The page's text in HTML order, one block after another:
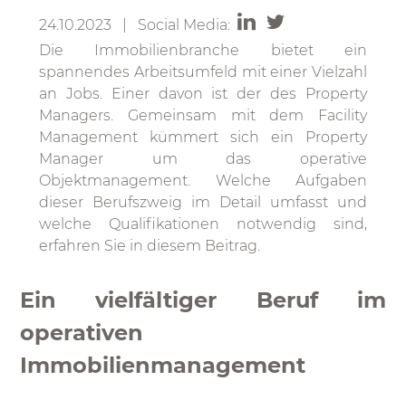
24.10.2023 | Social Media:
Die Immobilienbranche bietet ein
spannendes Arbeitsumfeld mit einer Vielzahl
an Jobs. Einer davon ist der des Property
Managers. Gemeinsam mit dem Facility
Management kümmert sich ein Property
Manager um das operative
Objektmanagement. Welche Aufgaben
dieser Berufszweig im Detail umfasst und
welche Qualifikationen notwendig sind,
erfahren Sie in diesem Beitrag.
Ein vielfältiger Beruf im
operativen
Immobilienmanagement